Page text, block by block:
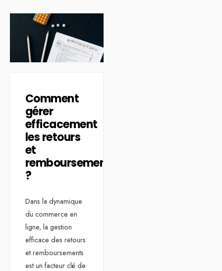
Comment
gérer
efficacement
les retours
et
remboursements
?
Dans la dynamique
du commerce en
ligne, la gestion
efficace des retours
et remboursements
est un facteur clé de